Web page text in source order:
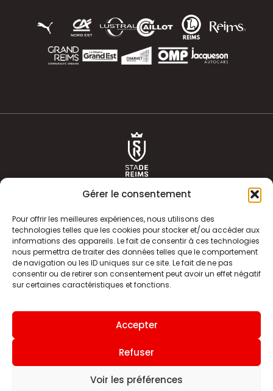
Gérer le consentement
Pour offrir les meilleures expériences, nous utilisons des
technologies telles que les cookies pour stocker et/ou accéder aux
informations des appareils. Le fait de consentir à ces technologies
nous permettra de traiter des données telles que le comportement
de navigation ou les ID uniques sur ce site. Le fait de ne pas
consentir ou de retirer son consentement peut avoir un effet négatif
sur certaines caractéristiques et fonctions.
Accepter
Refuser
Voir les préférences
ACTUALITÉS
CLUB
BOUTIQUE
HISTOIRE
ÉQUIPE PREMIERE
INFOS ET CONTACT